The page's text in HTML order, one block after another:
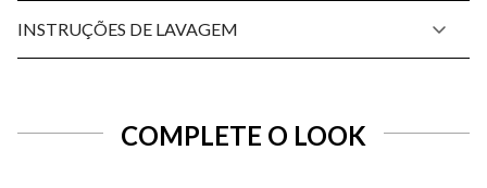
INSTRUÇÕES DE LAVAGEM
COMPLETE O LOOK